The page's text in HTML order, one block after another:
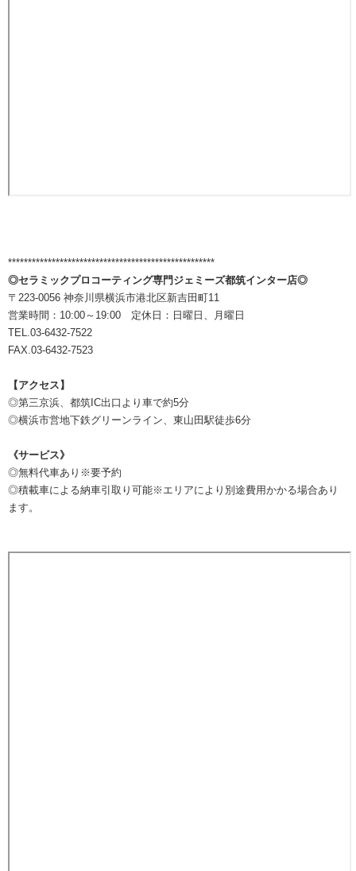
****************************************************
◎セラミックプロコーティング専門ジェミーズ都筑インター店◎
〒223-0056 神奈川県横浜市港北区新吉田町11
営業時間：10:00～19:00 定休日：日曜日、月曜日
TEL.03-6432-7522
FAX.03-6432-7523
【アクセス】
◎第三京浜、都筑IC出口より車で約5分
◎横浜市営地下鉄グリーンライン、東山田駅徒歩6分
《サービス》
◎無料代車あり※要予約
◎積載車による納車引取り可能※エリアにより別途費用かかる場合あり
ます。